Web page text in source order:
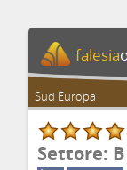
falesia
Sud Europa
Settore: B